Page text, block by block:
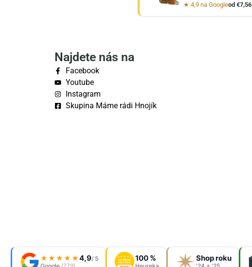
★ 4,9 na Googleod €7,56
Najdete nás na
Facebook
Youtube
Instagram
Skupina Máme rádi Hnojík
★★★★★4,9/ 5
OVĚŘENO
ZÁKAZNÍKY 100 % Shop roku